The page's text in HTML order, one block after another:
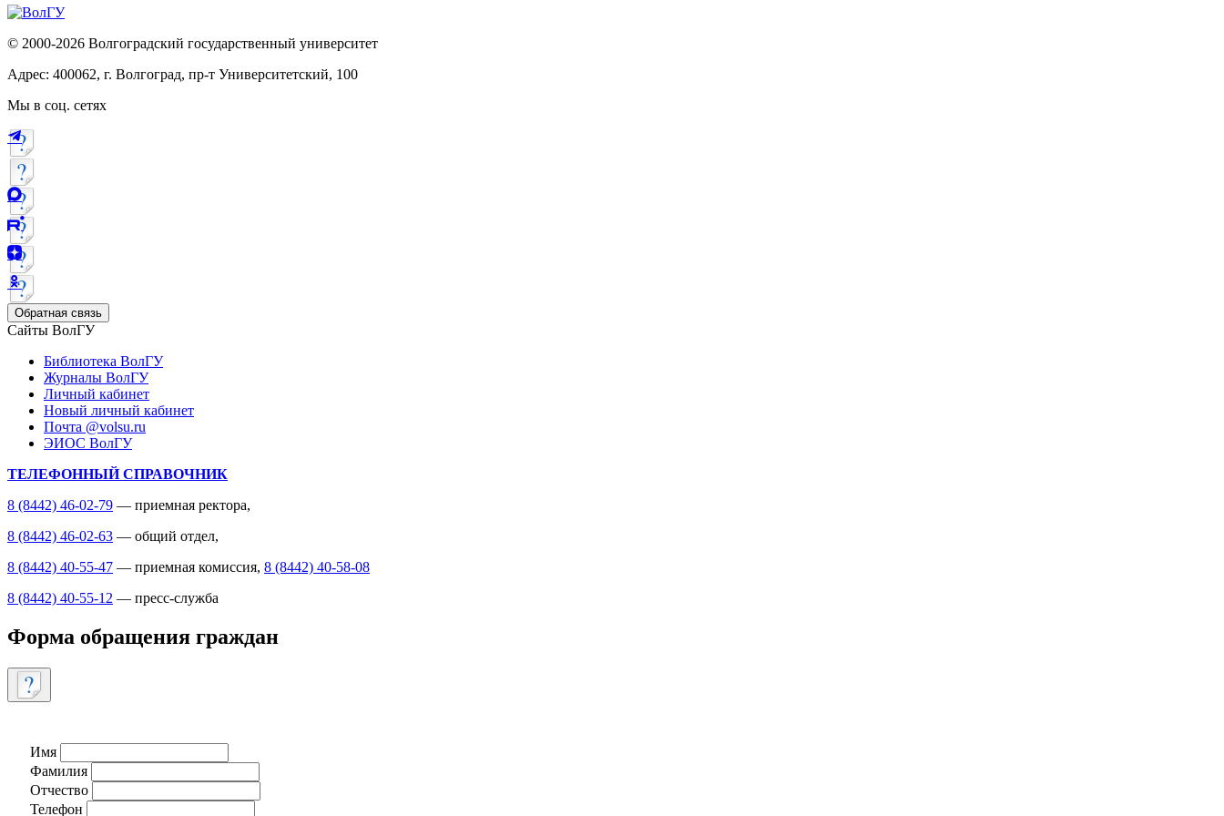
© 2000-2026 Волгоградский государственный университет
Адрес: 400062, г. Волгоград, пр-т Университетский, 100
Мы в соц. сетях
Обратная связь
Сайты ВолГУ
Библиотека ВолГУ
Журналы ВолГУ
Личный кабинет
Новый личный кабинет
Почта @volsu.ru
ЭИОС ВолГУ
ТЕЛЕФОННЫЙ СПРАВОЧНИК
8 (8442) 46-02-79 — приемная ректора,
8 (8442) 46-02-63 — общий отдел,
8 (8442) 40-55-47 — приемная комиссия, 8 (8442) 40-58-08
8 (8442) 40-55-12 — пресс-служба
Форма обращения граждан
Имя
Фамилия
Отчество
Телефон